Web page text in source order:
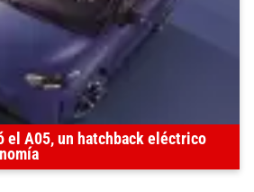
el A05, un hatchback eléctrico